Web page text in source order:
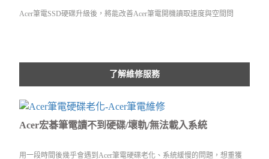
Acer筆電SSD硬碟升級後，將能改善Acer筆電開機讀取速度與空間問
了解維修服務
Acer宏碁筆電讀不到硬碟/壞軌/無法載入系統
用一段時間後幾乎會遇到Acer筆電硬碟老化、系統緩慢的問題，想重獲